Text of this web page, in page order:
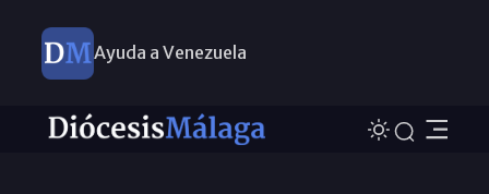
Ayuda a Venezuela